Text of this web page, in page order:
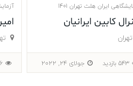
ایران هلث تهران 1401
باربیکیو
تهران
496 بازدید جولای 12, 2022